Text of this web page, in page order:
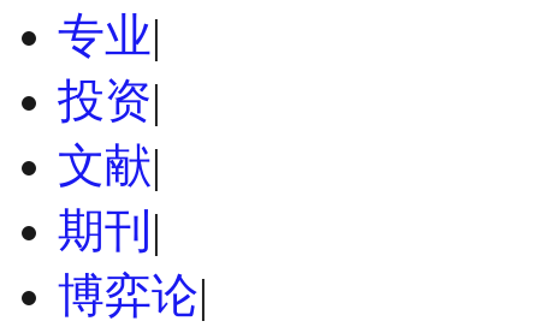
专业|
投资|
文献|
期刊 |
博弈论|